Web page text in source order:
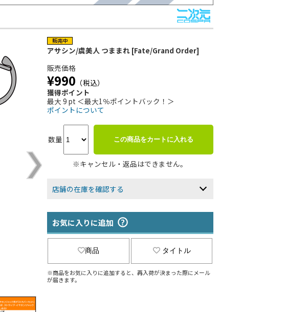
アサシン/虞美人 つままれ [Fate/Grand Order]
販売価格
¥990 （税込）
獲得ポイント
最大 9 pt ＜最大1％ポイントバック！＞
ポイントについて
数量 この商品をカートに入れる
※キャンセル・返品はできません。
店舗の在庫を確認する
お気に入りに追加
商品 タイトル
※商品をお気に入りに追加すると、再入荷が決まった際にメール
が届きます。